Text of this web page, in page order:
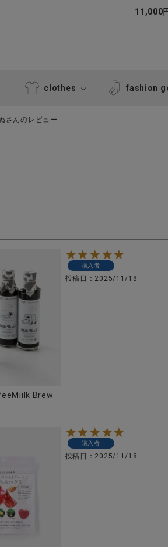
11,000
clothes fashion
さんのレビュー
Brew
購入者
投稿日 2025/11/18
購入者
投稿日 2025/11/18